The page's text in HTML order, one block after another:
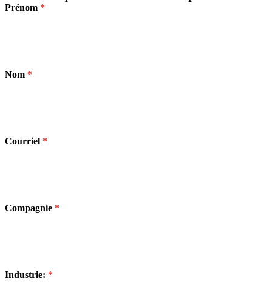
Partenaires
Prénom
Nom
Courriel
Compagnie
Industrie: